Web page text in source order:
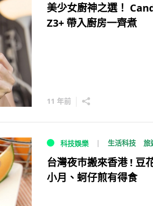
美少女廚神之選！
Z3+ 帶入廚房一齊煮
11 年前
科技娛樂 生活科技 旅
台灣夜巿搬來香港 ! 豆
小月、蚵仔煎有得食